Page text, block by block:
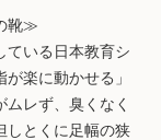
靴≫
ている日本教育シ
楽に動かせる」
ムレず、臭くなく
しとくに足幅の狭